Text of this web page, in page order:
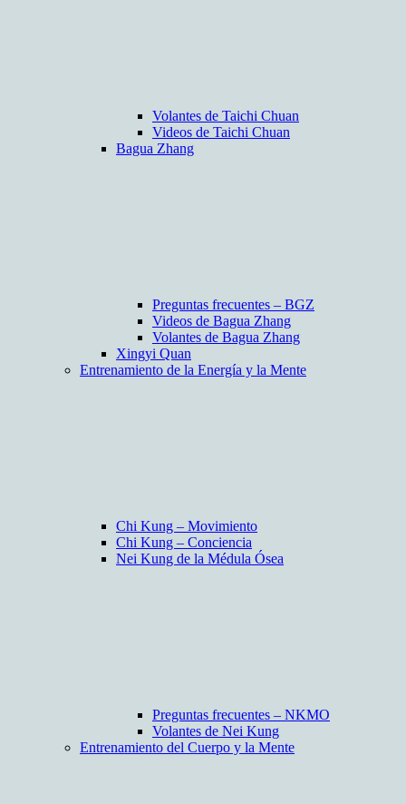
Volantes de Taichi Chuan
Videos de Taichi Chuan
Bagua Zhang
Preguntas frecuentes – BGZ
Videos de Bagua Zhang
Volantes de Bagua Zhang
Xingyi Quan
Entrenamiento de la Energía y la Mente
Chi Kung – Movimiento
Chi Kung – Conciencia
Nei Kung de la Médula Ósea
Preguntas frecuentes – NKMO
Volantes de Nei Kung
Entrenamiento del Cuerpo y la Mente